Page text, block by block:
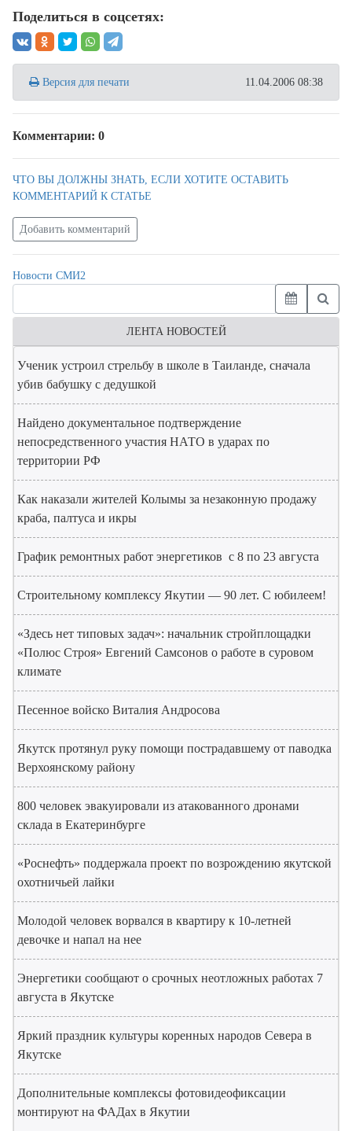
Поделиться в соцсетях:
Версия для печати 11.04.2006 08:38
Комментарии: 0
ЧТО ВЫ ДОЛЖНЫ ЗНАТЬ, ЕСЛИ ХОТИТЕ ОСТАВИТЬ
КОММЕНТАРИЙ К СТАТЬЕ
Добавить комментарий
Новости СМИ2
ЛЕНТА НОВОСТЕЙ
Ученик устроил стрельбу в школе в Таиланде, сначала
убив бабушку с дедушкой
Найдено документальное подтверждение
непосредственного участия НАТО в ударах по
территории РФ
Как наказали жителей Колымы за незаконную продажу
краба, палтуса и икры
График ремонтных работ энергетиков с 8 по 23 августа
Строительному комплексу Якутии — 90 лет. С юбилеем!
«Здесь нет типовых задач»: начальник стройплощадки
«Полюс Строя» Евгений Самсонов о работе в суровом
климате
Песенное войско Виталия Андросова
Якутск протянул руку помощи пострадавшему от паводка
Верхоянскому району
800 человек эвакуировали из атакованного дронами
склада в Екатеринбурге
«Роснефть» поддержала проект по возрождению якутской
охотничьей лайки
Молодой человек ворвался в квартиру к 10-летней
девочке и напал на нее
Энергетики сообщают о срочных неотложных работах 7
августа в Якутске
Яркий праздник культуры коренных народов Севера в
Якутске
Дополнительные комплексы фотовидеофиксации
монтируют на ФАДах в Якутии